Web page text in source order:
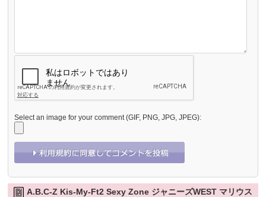
Select an image for your comment (GIF, PNG, JPG, JPEG):
A.B.C-Z Kis-My-Ft2 Sexy Zone ジャニーズWEST マリウス